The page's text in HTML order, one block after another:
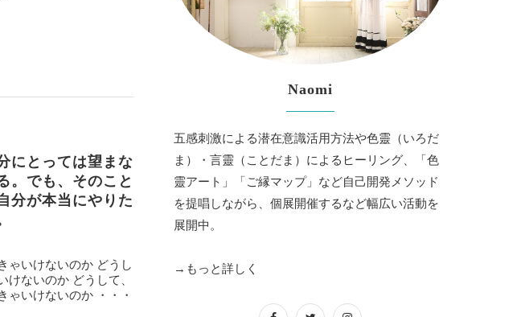
にとっては望まな
。でも、そのこと
分が本当にやりた
ゃいけないのか どうし
ないのか どうして、
ゃいけないのか ・・・
Naomi
五感刺激による潜在意識活用方法や色靈（いろだ
ま）・言靈（ことだま）によるヒーリング、「色
靈アート」「ご縁マップ」など自己開発メソッド
を提唱しながら、個展開催するなど幅広い活動を
展開中。
→もっと詳しく